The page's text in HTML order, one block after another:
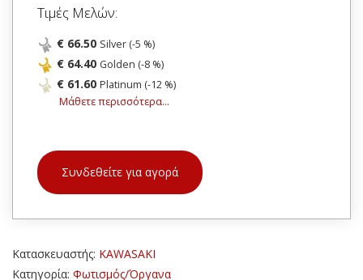
Τιμές Μελών:
€ 66.50 Silver (-5 %)
€ 64.40 Golden (-8 %)
€ 61.60 Platinum (-12 %)
Μάθετε περισσότερα...
Συνδεθείτε για αγορά
Κατασκευαστής: KAWASAKI
Κατηγορία: Φωτισμός/Όργανα